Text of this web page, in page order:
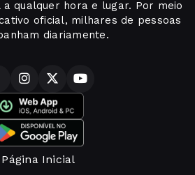
qualquer hora e lugar. Por meio
oficial, milhares de pessoas
diariamente.
Página Inicial